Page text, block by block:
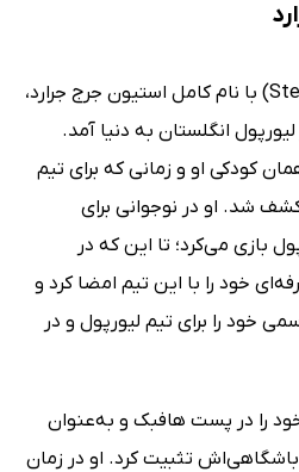
استیون جرارد (Steven Gerrard) با نام کامل استیون جرج جرارد،
1980 در شهر لیورپول انگلستان به دنیا آمد.
کودکی او و زمانی که برای تیم
شد. او در نوجوانی برای
بازی می‌کرد؛ تا این که در
خود را با این تیم امضا کرد و
خود را برای تیم لیورپول و در
جرارد در سال 2000 خود را در پست هافبک و به‌عنوان
باشگاهی‌اش تثبیت کرد. او در زمان